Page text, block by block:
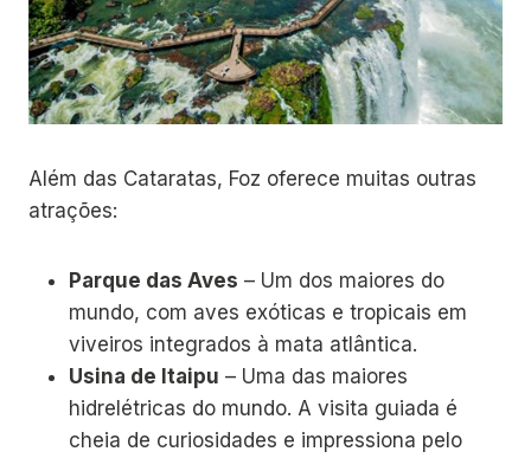
Além das Cataratas, Foz oferece muitas outras
atrações:
Parque das Aves – Um dos maiores do
mundo, com aves exóticas e tropicais em
viveiros integrados à mata atlântica.
Usina de Itaipu – Uma das maiores
hidrelétricas do mundo. A visita guiada é
cheia de curiosidades e impressiona pelo